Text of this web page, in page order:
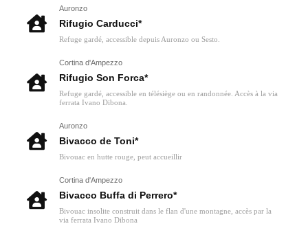
Auronzo
Rifugio Carducci*
Refuge gardé, accessible depuis Auronzo ou Sesto.
Cortina d'Ampezzo
Rifugio Son Forca*
Refuge gardé, accessible en télésiège ou en randonnée. Accès à la via
ferrata Ivano Dibona.
Auronzo
Bivacco de Toni*
Bivouac en hutte rouge, peut accueillir
Cortina d'Ampezzo
Bivacco Buffa di Perrero*
Bivouac insolite construit dans le flan d'une montagne, accès par la
via ferrata Ivano Dibona